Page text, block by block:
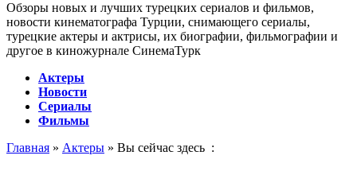
Обзоры новых и лучших турецких сериалов и фильмов,
новости кинематографа Турции, снимающего сериалы,
турецкие актеры и актрисы, их биографии, фильмографии и
другое в киножурнале СинемаТурк
Актеры
Новости
Сериалы
Фильмы
Главная » Актеры » Вы сейчас здесь :